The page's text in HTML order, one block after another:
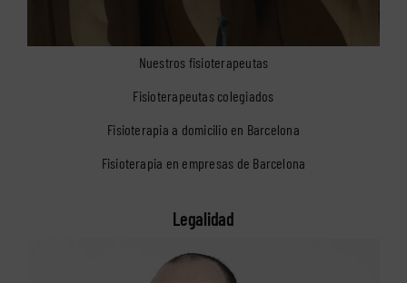
Nuestros fisioterapeutas
Fisioterapeutas colegiados
Fisioterapia a domicilio en Barcelona
Fisioterapia en empresas de Barcelona
Legalidad